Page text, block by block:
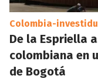
Colombia-
De la Espriella
colombiana en
de Bogotá